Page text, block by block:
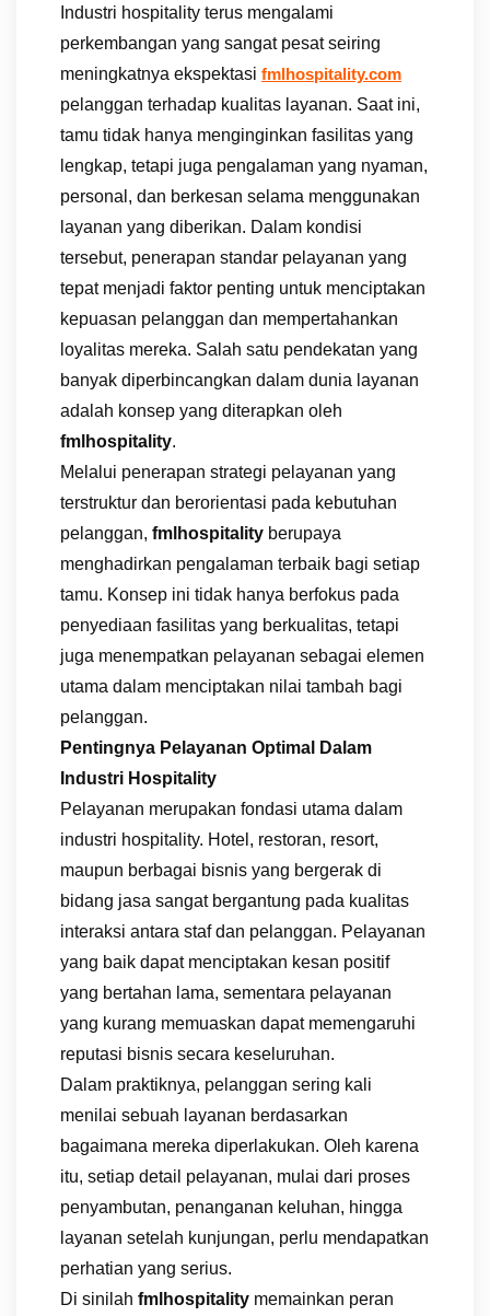
Industri hospitality terus mengalami
perkembangan yang sangat pesat seiring
meningkatnya ekspektasi fmlhospitality.com
pelanggan terhadap kualitas layanan. Saat ini,
tamu tidak hanya menginginkan fasilitas yang
lengkap, tetapi juga pengalaman yang nyaman,
personal, dan berkesan selama menggunakan
layanan yang diberikan. Dalam kondisi
tersebut, penerapan standar pelayanan yang
tepat menjadi faktor penting untuk menciptakan
kepuasan pelanggan dan mempertahankan
loyalitas mereka. Salah satu pendekatan yang
banyak diperbincangkan dalam dunia layanan
adalah konsep yang diterapkan oleh
fmlhospitality.
Melalui penerapan strategi pelayanan yang
terstruktur dan berorientasi pada kebutuhan
pelanggan, fmlhospitality berupaya
menghadirkan pengalaman terbaik bagi setiap
tamu. Konsep ini tidak hanya berfokus pada
penyediaan fasilitas yang berkualitas, tetapi
juga menempatkan pelayanan sebagai elemen
utama dalam menciptakan nilai tambah bagi
pelanggan.
Pentingnya Pelayanan Optimal Dalam
Industri Hospitality
Pelayanan merupakan fondasi utama dalam
industri hospitality. Hotel, restoran, resort,
maupun berbagai bisnis yang bergerak di
bidang jasa sangat bergantung pada kualitas
interaksi antara staf dan pelanggan. Pelayanan
yang baik dapat menciptakan kesan positif
yang bertahan lama, sementara pelayanan
yang kurang memuaskan dapat memengaruhi
reputasi bisnis secara keseluruhan.
Dalam praktiknya, pelanggan sering kali
menilai sebuah layanan berdasarkan
bagaimana mereka diperlakukan. Oleh karena
itu, setiap detail pelayanan, mulai dari proses
penyambutan, penanganan keluhan, hingga
layanan setelah kunjungan, perlu mendapatkan
perhatian yang serius.
Di sinilah fmlhospitality memainkan peran